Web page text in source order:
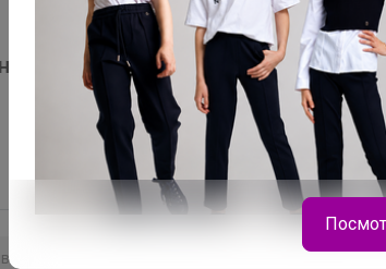
комментарий необходимо
Это займет меньше минуты
Войти
заказ